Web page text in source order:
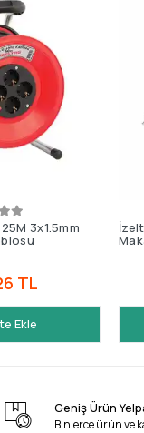
3x1.5mm
TL
Ekle
Geniş Ürün
Binlerce ürün ve